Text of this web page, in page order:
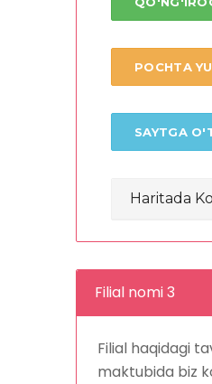
POCHTA
SAYTGA
Haritada
Filial nomi 3
Filial haqidagi
maktubida biz